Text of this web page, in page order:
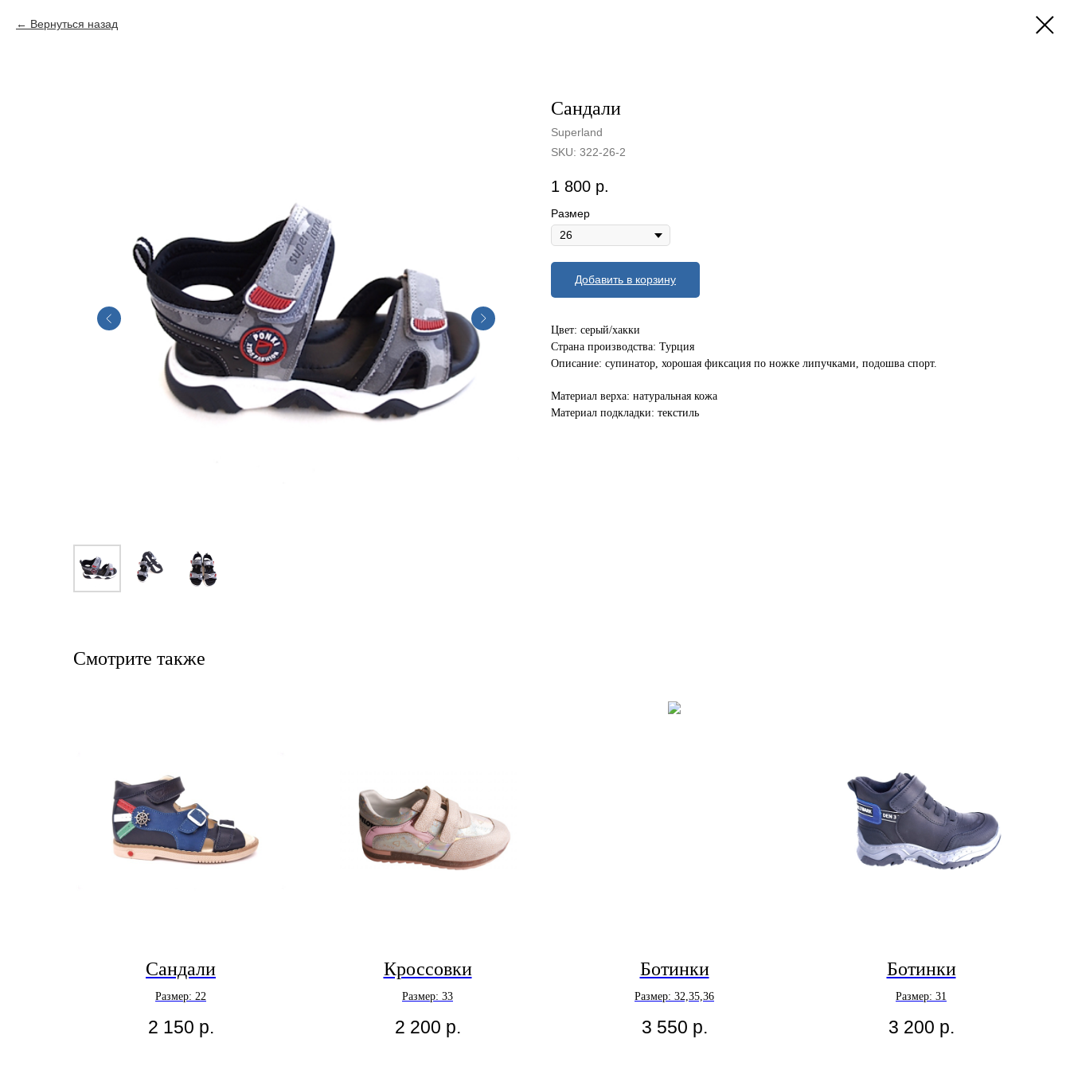
Вернуться назад
Сандали
Superland
SKU: 322-26-2
1 800 р.
Размер
Добавить в корзину
Цвет: серый/хакки
Страна производства: Турция
Описание: супинатор, хорошая фиксация по ножке липучками, подошва спорт.
Материал верха: натуральная кожа
Материал подкладки: текстиль
Смотрите также
Сандали
Размер: 22
2 150 р.
Кроссовки
Размер: 33
2 200 р.
Ботинки
Размер: 32,35,36
3 550 р.
Ботинки
Размер: 31
3 200 р.